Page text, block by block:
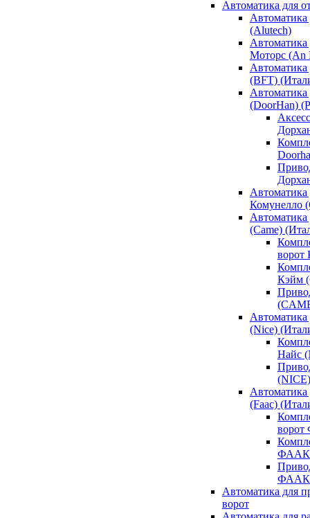
Автоматика для
(Alutech)
Моторс (An
(BFT)
Автоматика
(DoorHan)
Автоматика
Комунелло
(Came)
ворот
Кэйм
Автоматика
(Nice)
Найс
(NICE)
(Faac)
ФААК
ФААК
Автоматика для
ворот